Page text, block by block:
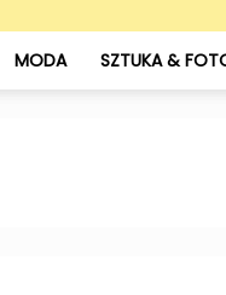
MODA SZTUKA &